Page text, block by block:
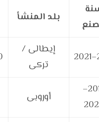
بلد المنشأ
إيطالى /
تركى
2015–
أوروبى